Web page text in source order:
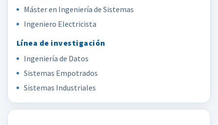
Máster en Ingeniería de Sistemas
Ingeniero Electricista
Ingeniería de Datos
Sistemas Empotrados
Sistemas Industriales